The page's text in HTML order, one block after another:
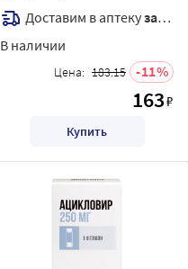
Доставим в аптекузавтра
В наличии
Цена: 183.15 11
163₽
Купить